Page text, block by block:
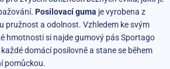
Posilovací guma je vyrobena z
pružnost a odolnost. Vzhledem ke svým
hmotnosti si najde gumový pás Sportago
domácí posilovně a stane se během
pomůckou.